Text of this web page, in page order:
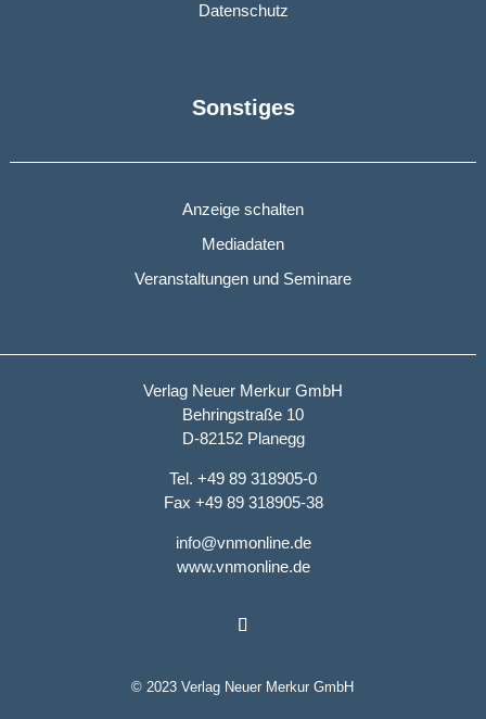
Datenschutz
Sonstiges
Anzeige schalten
Mediadaten
Veranstaltungen und Seminare
Verlag Neuer Merkur GmbH
Behringstraße 10
D-82152 Planegg
Tel. +49 89 318905-0
Fax +49 89 318905-38
info@vnmonline.de
www.vnmonline.de
© 2023 Verlag Neuer Merkur GmbH